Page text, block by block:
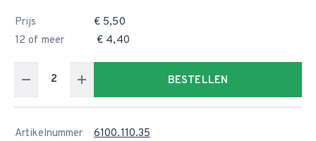
Prijs
€ 5,50
12 of meer
€ 4,40
BESTELLEN
Artikelnummer
6100.110.35